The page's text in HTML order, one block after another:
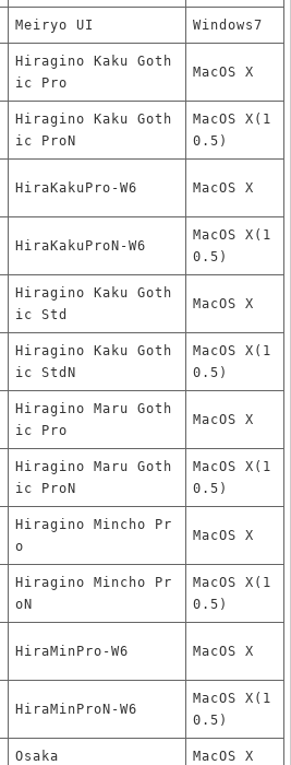
Meiryo UI Windows7
Hiragino Kaku Goth
ic Pro
MacOS X
Hiragino Kaku Goth
ic ProN
MacOS X(1
0.5)
HiraKakuPro-W6 MacOS X
HiraKakuProN-W6
MacOS X(1
0.5)
Hiragino Kaku Goth
ic Std
MacOS X
Hiragino Kaku Goth
ic StdN
MacOS X(1
0.5)
Hiragino Maru Goth
ic Pro
MacOS X
Hiragino Maru Goth
ic ProN
MacOS X(1
0.5)
Hiragino Mincho Pr
o
MacOS X
Hiragino Mincho Pr
oN
MacOS X(1
0.5)
HiraMinPro-W6 MacOS X
HiraMinProN-W6
MacOS X(1
0.5)
Osaka MacOS X